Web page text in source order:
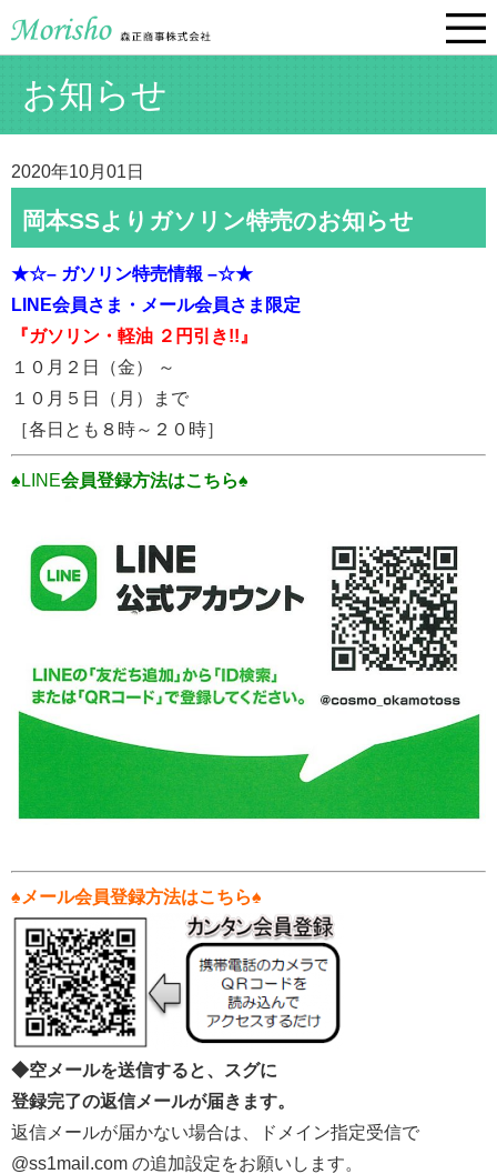
お知らせ
2020年10月01日
岡本SSよりガソリン特売のお知らせ
★☆– ガソリン特売情報 –☆★
LINE会員さま・ メール会員さま限定
『ガソリン・軽油 ２円引き!!』
１０月２日（金） ～
１０月５日（月）まで
［各日とも８時～２０時］
♠LINE会員登録方法はこちら♠
♠ メール会員登録方法はこちら♠
◆空メールを送信すると、スグに
登録完了の返信メールが届きます。
返信メールが届かない場合は、ドメイン指定受信で
@ss1mail.com の追加設定をお願いします。